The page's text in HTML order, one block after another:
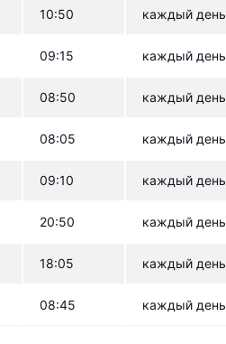
10:50 каждый день
09:15 каждый день
08:50 каждый день
08:05 каждый день
09:10 каждый день
20:50 каждый день
18:05 каждый день
08:45 каждый день